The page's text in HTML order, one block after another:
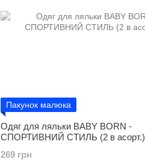
Пакунок малюка
Одяг для ляльки BABY BORN -
СПОРТИВНИЙ СТИЛЬ (2 в асорт.)
269 грн